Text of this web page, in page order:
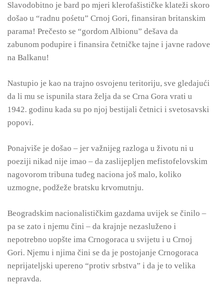
Slavodobitno je bard po mjeri klerofašističke klateži skoro
došao u “radnu pośetu” Crnoj Gori, finansiran britanskim
parama! Prečesto se “gordom Albionu” dešava da
zabunom podupire i finansira četničke tajne i javne radove
na Balkanu!
Nastupio je kao na trajno osvojenu teritoriju, sve gledajući
da li mu se ispunila stara želja da se Crna Gora vrati u
1942. godinu kada su po njoj bestijali četnici i svetosavski
popovi.
Ponajviše je došao – jer važnijeg razloga u životu ni u
poeziji nikad nije imao – da zaslijepljen mefistofelovskim
nagovorom tribuna tuđeg naciona još malo, koliko
uzmogne, podžeže bratsku krvomutnju.
Beogradskim nacionalističkim gazdama uvijek se činilo –
pa se zato i njemu čini – da krajnje nezasluženo i
nepotrebno uopšte ima Crnogoraca u svijetu i u Crnoj
Gori. Njemu i njima čini se da je postojanje Crnogoraca
neprijateljski upereno “protiv srbstva” i da je to velika
nepravda.